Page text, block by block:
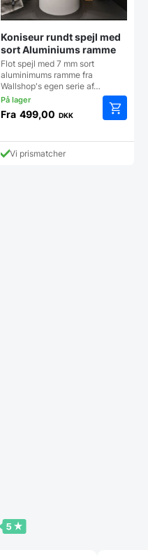
Koniseur rundt spejl med
sort Aluminiums ramme
Flot spejl med 7 mm sort
aluminimums ramme fra
Wallshop's egen serie af…
Fra 499,00 DKK
vare
Vi prismatcher